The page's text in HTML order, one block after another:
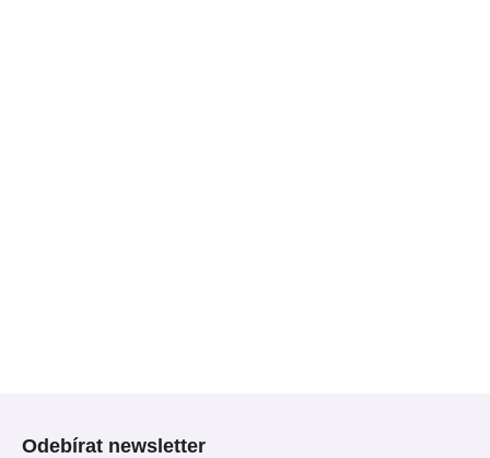
Odebírat newsletter